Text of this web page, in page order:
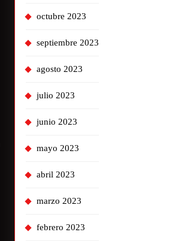
octubre 2023
septiembre 2023
agosto 2023
julio 2023
junio 2023
mayo 2023
abril 2023
marzo 2023
febrero 2023